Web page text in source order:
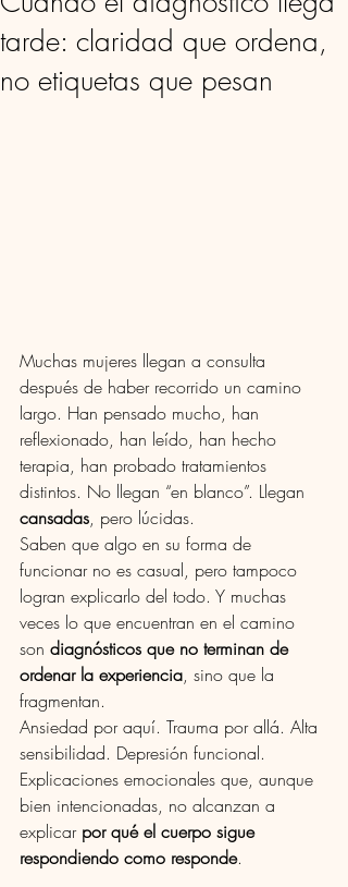
tarde: claridad que ordena,
no etiquetas que pesan
Muchas mujeres llegan a consulta
después de haber recorrido un camino
largo. Han pensado mucho, han
reflexionado, han leído, han hecho
terapia, han probado tratamientos
distintos. No llegan “en blanco”. Llegan
cansadas, pero lúcidas.
Saben que algo en su forma de
funcionar no es casual, pero tampoco
logran explicarlo del todo. Y muchas
veces lo que encuentran en el camino
son diagnósticos que no terminan de
ordenar la experiencia, sino que la
fragmentan.
Ansiedad por aquí. Trauma por allá. Alta
sensibilidad. Depresión funcional.
Explicaciones emocionales que, aunque
bien intencionadas, no alcanzan a
explicar por qué el cuerpo sigue
respondiendo como responde.